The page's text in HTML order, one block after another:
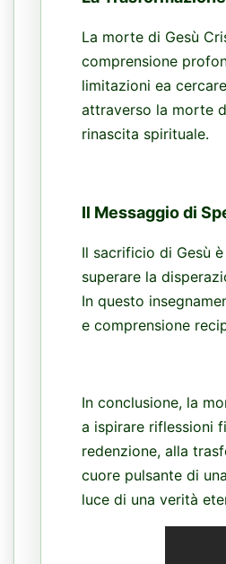
La morte di Gesù
comprensione
limitazioni ea
attraverso la morte
rinascita spirituale.
Il Messaggio di
Il sacrificio di Gesù
superare la
In questo
e comprensione
In conclusione, la
a ispirare riflessioni
redenzione, alla
cuore pulsante di
luce di una verità